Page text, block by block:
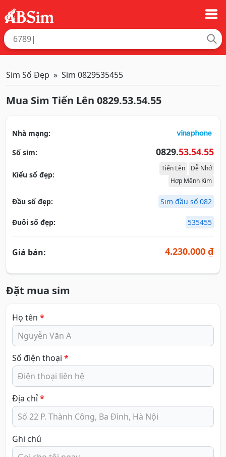
Sim Số Đẹp Sim 0829535455
Mua Sim Tiến Lên 0829.53.54.55
Nhà mạng:
Số sim:
0829.53.54.55
Kiểu số đẹp:
Tiến Lên
Dễ Nhớ
Hợp Mệnh Kim
Đầu số đẹp: Sim đầu số 082
Đuôi số đẹp: 535455
Giá bán: 4.230.000 ₫
Đặt mua sim
Họ tên *
Số điện thoại *
Địa chỉ*
Ghi chú